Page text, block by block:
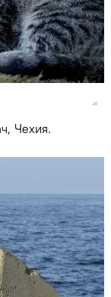
Чехия.